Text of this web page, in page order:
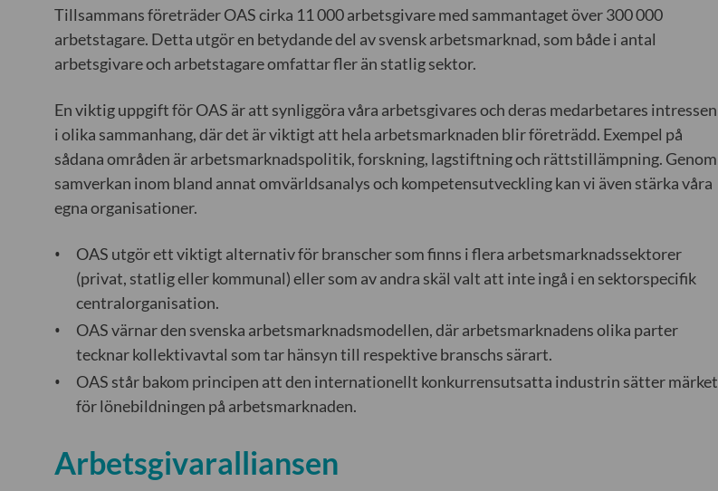
Tillsammans företräder OAS cirka 11 000 arbetsgivare med sammantaget över 300 000
arbetstagare. Detta utgör en betydande del av svensk arbetsmarknad, som både i antal
arbetsgivare och arbetstagare omfattar fler än statlig sektor.
En viktig uppgift för OAS är att synliggöra våra arbetsgivares och deras medarbetares intressen
i olika sammanhang, där det är viktigt att hela arbetsmarknaden blir företrädd. Exempel på
sådana områden är arbetsmarknadspolitik, forskning, lagstiftning och rättstillämpning. Genom
samverkan inom bland annat omvärldsanalys och kompetensutveckling kan vi även stärka våra
egna organisationer.
OAS utgör ett viktigt alternativ för branscher som finns i flera arbetsmarknadssektorer
(privat, statlig eller kommunal) eller som av andra skäl valt att inte ingå i en sektorspecifik
centralorganisation.
OAS värnar den svenska arbetsmarknadsmodellen, där arbetsmarknadens olika parter
tecknar kollektivavtal som tar hänsyn till respektive branschs särart.
OAS står bakom principen att den internationellt konkurrensutsatta industrin sätter märket
för lönebildningen på arbetsmarknaden.
Arbetsgivaralliansen